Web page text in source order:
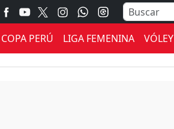
COPA PERÚ LIGA FEMENINA VÓLEY